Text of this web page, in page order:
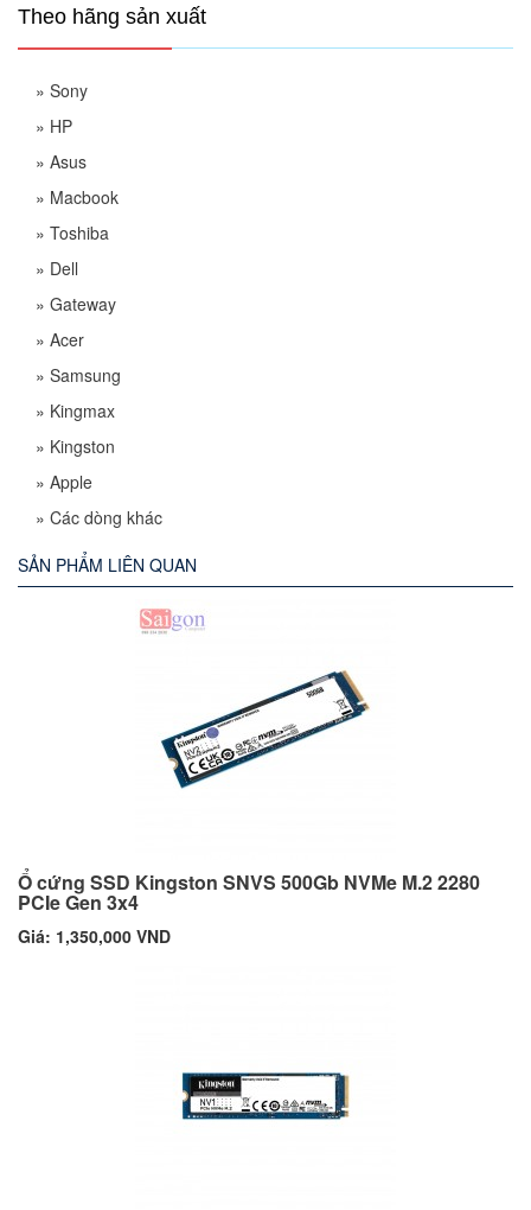
Theo hãng sản xuất
» Sony
» HP
» Asus
» Macbook
» Toshiba
» Dell
» Gateway
» Acer
» Samsung
» Kingmax
» Kingston
» Apple
» Các dòng khác
SẢN PHẨM LIÊN QUAN
Ổ cứng SSD Kingston SNVS 500Gb NVMe M.2 2280
PCIe Gen 3x4
Giá: 1,350,000 VND